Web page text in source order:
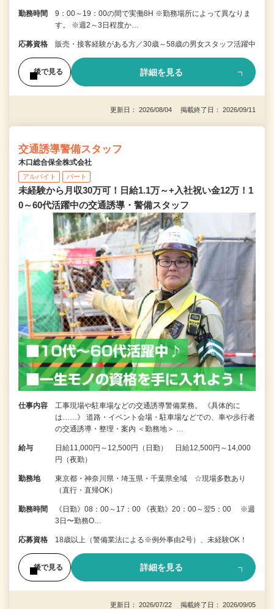
勤務時間
9：00～19：00の間で実働8H ※勤務場所によって異なりま
す。 ※週2～3日程度か…
応募資格 販売・接客経験がある方／30歳～58歳の男女スタッフ活躍中
後で見る 詳細を見る
更新日： 2026/08/04 掲載終了日： 2026/09/11
交通誘導警備スタッフ
木口総合保全株式会社
アルバイト パート
未経験から月収30万可！日給1.1万～+入社祝い金12万！1
0～60代活躍中の交通誘導・警備スタッフ
仕事内容
工事現場や駐車場などの交通誘導警備業務。 《具体的に
は……》 道路・イベント会場・駐車場などでの、車や歩行者
の交通誘導・整理・案内 ＜勤務地＞ …
給与
日給11,000円～12,500円（日勤） 日給12,500円～14,000
円（夜勤）
勤務地
東京都・神奈川県・埼玉県・千葉県全域 ☆現場多数あり
（直行・直帰OK）
勤務時間
《日勤》08：00～17：00 《夜勤》20：00～翌5：00 ※週
3日〜勤務O…
応募資格 18歳以上（警備業法による※例外事由2号）、未経験OK！
後で見る 詳細を見る
更新日： 2026/07/22 掲載終了日： 2026/09/05